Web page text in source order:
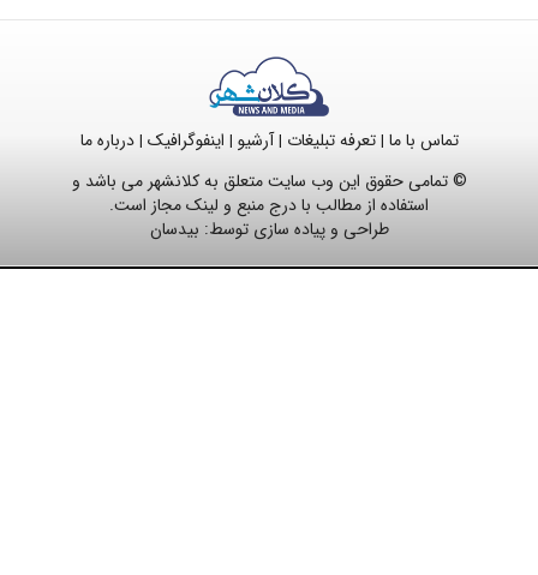
تماس با ما |تعرفه تبلیغات |آرشیو | اینفوگرافیک |درباره ما
© تمامی حقوق این وب سایت متعلق به کلانشهر می باشد و
استفاده از مطالب با درج منبع و لینک مجاز است.
طراحی و پیاده سازی توسط: بیدسان